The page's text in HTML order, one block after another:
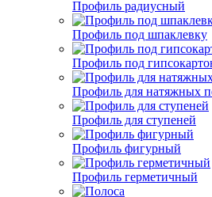
Профиль радиусный
Профиль под шпаклевку
Профиль под
Профиль для натяжных
Профиль для ступеней
Профиль фигурный
Профиль герметичный